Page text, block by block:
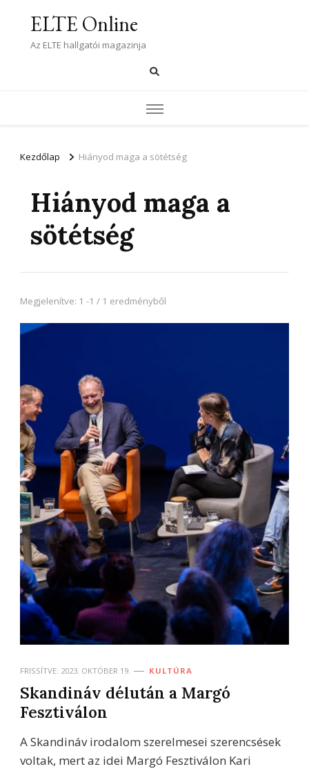
ELTE Online
Az ELTE hallgatói magazinja
Kezdőlap Hiányod maga a sötétség
Hiányod maga a
sötétség
Megjelenítve: 1 -1 / 1 eredményből
FRISSÍTVE: 2023. OKTÓBER 19. KULTÚRA
Skandináv délután a Margó
Fesztiválon
A Skandináv irodalom szerelmesei szerencsések
voltak, mert az idei Margó Fesztiválon Kari